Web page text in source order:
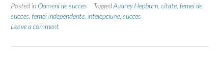
pentru
ca
Posted in Oameni de succes TaggedAudrey Hepburn citate femei de
succes femei independente intelepciune succes
Leave a comment